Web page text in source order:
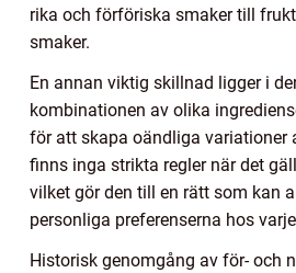
rika och förföriska smaker till
smaker.
En annan viktig skillnad ligger i
kombinationen av olika
för att skapa oändliga variationer
finns inga strikta regler när det
vilket gör den till en rätt som kan
personliga preferenserna hos
Historisk genomgång av för- och